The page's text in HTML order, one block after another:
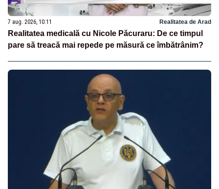
7 aug. 2026, 10:11 Realitatea de Arad
Realitatea medicală cu Nicole Păcuraru: De ce timpul
pare să treacă mai repede pe măsură ce îmbătrânim?